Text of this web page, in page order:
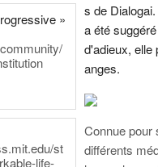
»
st
life-
s de
a été
d'adieux, elle
anges.
Connue pour
différents